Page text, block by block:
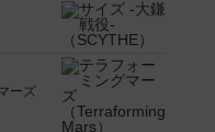
ーズ